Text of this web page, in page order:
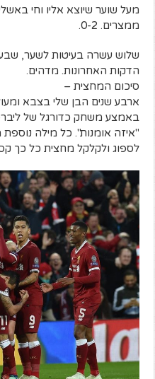
מעל שוער שיוצא אליו וחי
ממצרים. 0-2.
שלוש עשרה בעיטות לשער,
הדקות האחרונות. מדהים.
סיכום המחצית –
ארבע שנים הבן שלי בצבא
באמצע משחק כדורגל של
"איזה אומנות". כל מילה
לספוג ולקלקל מחצית כל כך